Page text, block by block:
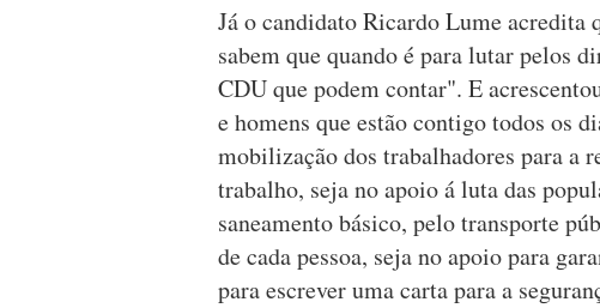
Já o candidato Ricardo Lume acredita
sabem que quando é para lutar pelos
CDU que podem contar". E
e homens que estão contigo todos os
mobilização dos trabalhadores para a
trabalho, seja no apoio á luta das
saneamento básico, pelo transporte
de cada pessoa, seja no apoio para
para escrever uma carta para a